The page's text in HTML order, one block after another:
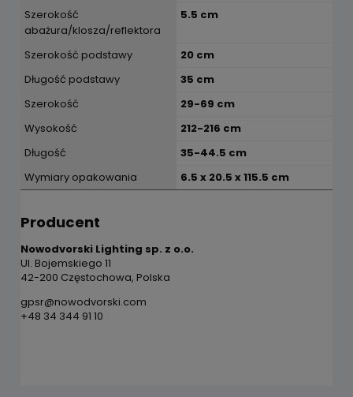
Szerokość
abażura/klosza/reflektora
5.5 cm
Szerokość podstawy
20 cm
Długość podstawy
35 cm
Szerokość
29-69 cm
Wysokość
212-216 cm
Długość
35-44.5 cm
Wymiary opakowania
6.5 x 20.5 x 115.5 cm
Producent
Nowodvorski Lighting sp. z o.o.
Ul. Bojemskiego 11
42-200 Częstochowa, Polska
gpsr@nowodvorski.com
+48 34 344 91 10